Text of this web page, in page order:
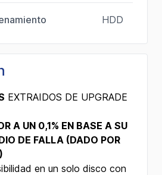
HDD
EXTRAIDOS DE UPGRADE
A UN 0,1% EN BASE A SU
DE FALLA (DADO POR
en un solo disco con